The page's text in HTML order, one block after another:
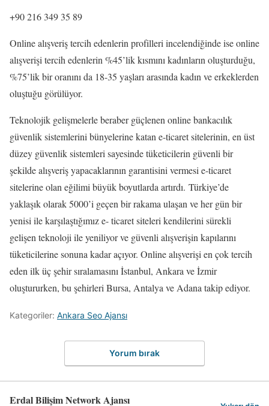
+90 216 349 35 89
Online alışveriş tercih edenlerin profilleri incelendiğinde ise online
alışverişi tercih edenlerin %45’lik kısmını kadınların oluşturduğu,
%75’lik bir oranını da 18-35 yaşları arasında kadın ve erkeklerden
oluştuğu görülüyor.
Teknolojik gelişmelerle beraber güçlenen online bankacılık
güvenlik sistemlerini bünyelerine katan e-ticaret sitelerinin, en üst
düzey güvenlik sistemleri sayesinde tüketicilerin güvenli bir
şekilde alışveriş yapacaklarının garantisini vermesi e-ticaret
sitelerine olan eğilimi büyük boyutlarda artırdı. Türkiye’de
yaklaşık olarak 5000’i geçen bir rakama ulaşan ve her gün bir
yenisi ile karşılaştığımız e- ticaret siteleri kendilerini sürekli
gelişen teknoloji ile yeniliyor ve güvenli alışverişin kapılarını
tüketicilerine sonuna kadar açıyor. Online alışverişi en çok tercih
eden ilk üç şehir sıralamasını İstanbul, Ankara ve İzmir
oluştururken, bu şehirleri Bursa, Antalya ve Adana takip ediyor.
Kategoriler: Ankara Seo Ajansı
Yorum bırak
Erdal Bilişim Network Ajansı